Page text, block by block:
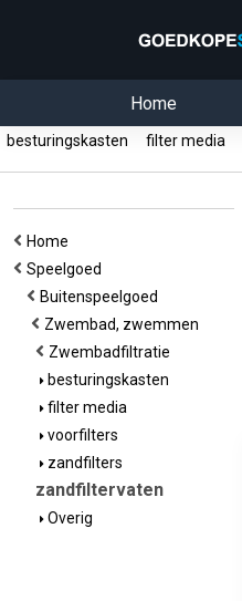
Home
besturingskasten filter media
Home
Speelgoed
Buitenspeelgoed
Zwembad, zwemmen
Zwembadfiltratie
besturingskasten
filter media
voorfilters
zandfilters
zandfiltervaten
Overig